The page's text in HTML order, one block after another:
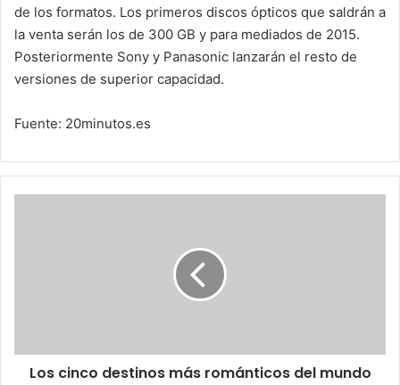
de los formatos. Los primeros discos ópticos que saldrán a
la venta serán los de 300 GB y para mediados de 2015.
Posteriormente Sony y Panasonic lanzarán el resto de
versiones de superior capacidad.
Fuente: 20minutos.es
Los cinco destinos más románticos del mundo